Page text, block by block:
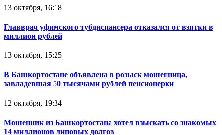
13 октября, 16:18
Главврач уфимского тубдиспансера отказался от взятки в
миллион рублей
13 октября, 15:25
В Башкортостане объявлена в розыск мошенница,
завладевшая 50 тысячами рублей пенсионерки
12 октября, 19:34
Мошенник из Башкортостана хотел взыскать со знакомых
14 миллионов липовых долгов